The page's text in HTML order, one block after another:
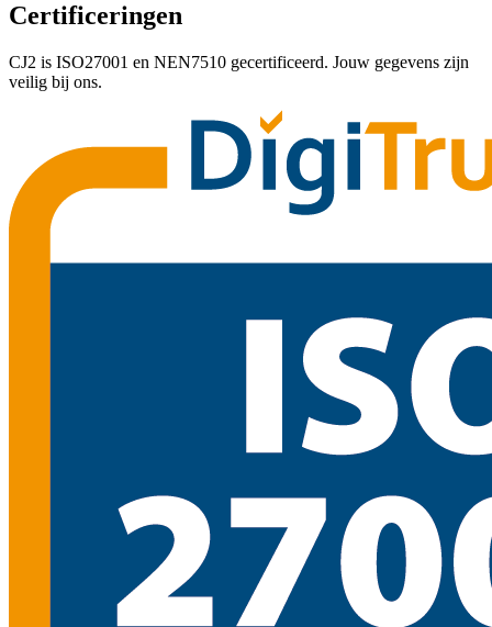
Certificeringen
CJ2 is ISO27001 en NEN7510 gecertificeerd. Jouw gegevens zijn
veilig bij ons.